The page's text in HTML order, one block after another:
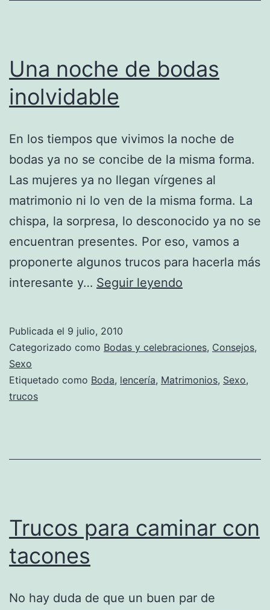
Una noche de bodas
inolvidable
En los tiempos que vivimos la noche de
bodas ya no se concibe de la misma forma.
Las mujeres ya no llegan vírgenes al
matrimonio ni lo ven de la misma forma. La
chispa, la sorpresa, lo desconocido ya no se
encuentran presentes. Por eso, vamos a
proponerte algunos trucos para hacerla más
interesante y… Seguir leyendo
bodas
Publicada el 9 julio, 2010
Categorizado como Bodas y celebraciones, Consejos,
Sexo
Etiquetado como Boda, lencería, Matrimonios, Sexo,
trucos
Trucos para caminar con
tacones
No hay duda de que un buen par de